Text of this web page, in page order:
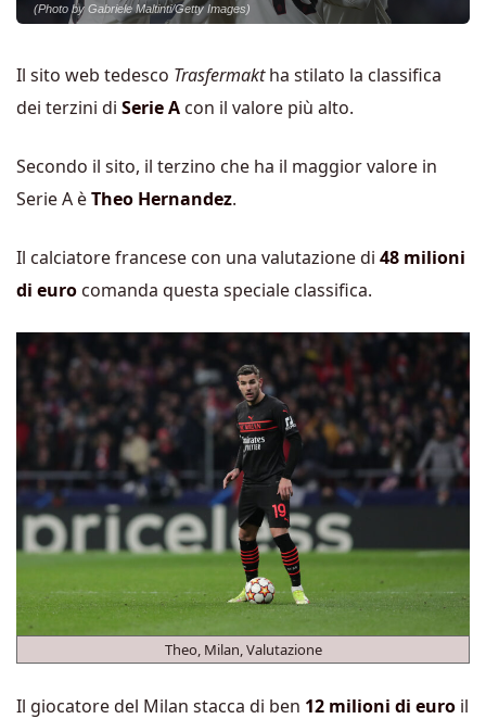
(Photo by Gabriele Maltinti/Getty Images)
Il sito web tedesco Trasfermaktha stilato la classifica
dei terzini di Serie A con il valore più alto.
Secondo il sito, il terzino che ha il maggior valore in
Serie A èTheo Hernandez.
Il calciatore francese con una valutazione di 48 milioni
di euro comanda questa speciale classifica.
Theo, Milan, Valutazione
Il giocatore del Milan stacca di ben 12 milioni di euro il